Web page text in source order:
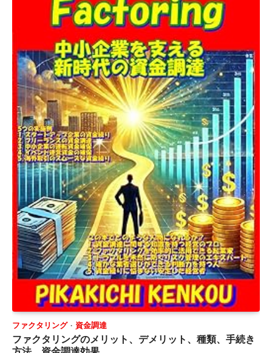
ファクタリング 資金調達
ファクタリングのメリット、デメリット、種類、手続き